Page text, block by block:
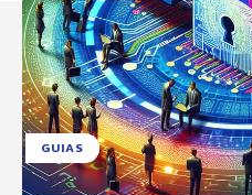
GUIAS